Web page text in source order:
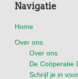
Footer
Navigatie
Home
Over ons
Over ons
De Coöperatie
Schrijf je in